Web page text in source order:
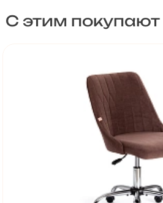
С этим покупают